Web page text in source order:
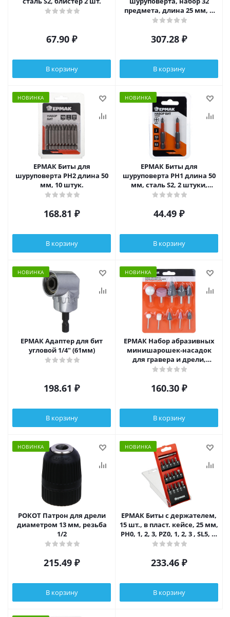
67.90 ₽
В корзину
предмета, длина 25 мм, в
наборе PH1, PZ, SL1, PH2, SL2
307.28 ₽
В корзину
НОВИНКА
ЕРМАК Биты для
шуруповерта PH2 длина 50
мм, 10 штук.
168.81 ₽
В корзину
НОВИНКА
ЕРМАК Биты для
шуруповерта PH1 длина 50
мм, сталь S2, 2 штуки,
ПРОФИ СЕРИЯ
44.49 ₽
В корзину
НОВИНКА
ЕРМАК Адаптер для бит
угловой 1/4" (61мм)
198.61 ₽
В корзину
НОВИНКА
ЕРМАК Набор абразивных
минишарошек-насадок
для гравера и дрели,
хвостовик d 3мм/6мм, 10
160.30 ₽
В корзину
НОВИНКА
РОКОТ Патрон для дрели
диаметром 13 мм, резьба
1/2
215.49 ₽
В корзину
НОВИНКА
ЕРМАК Биты с держателем,
15 шт., в пласт. кейсе, 25 мм,
PH0, 1, 2, 3, PZ0, 1, 2, 3 , SL5, 6,
7, T10
233.46 ₽
В корзину